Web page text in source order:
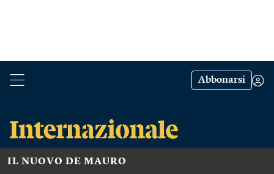
Abbonarsi
IL NUOVO DE MAURO